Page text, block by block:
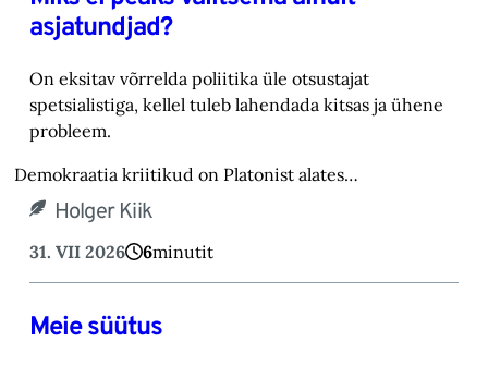
asjatundjad?
On eksitav võrrelda poliitika üle otsustajat
spetsialistiga, kellel tuleb lahendada kitsas ja ühene
probleem.
Demokraatia kriitikud on Platonist alates…
Holger Kiik
31. VII 2026 6minutit
Meie süütus